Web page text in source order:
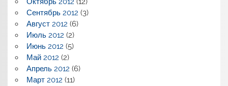
Сентябрь 2012 (3)
Август 2012 (6)
Июль 2012 (2)
Июнь 2012 (5)
Май 2012 (2)
Апрель 2012 (6)
Март 2012 (11)